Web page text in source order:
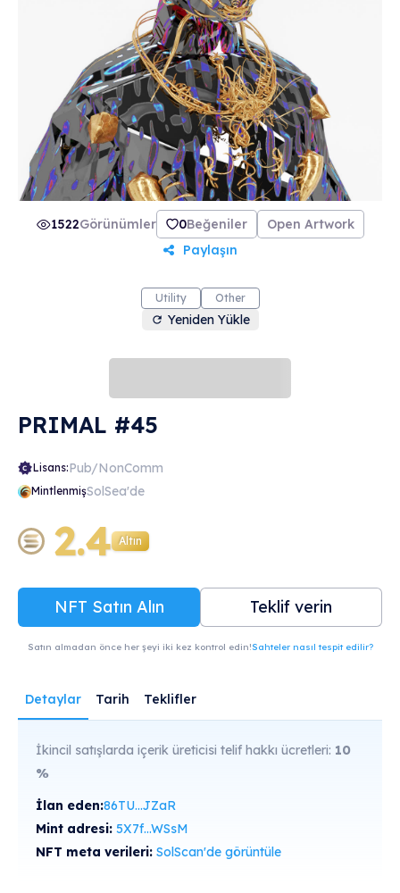
1522Görünümler 0Beğeniler
Open Artwork
Paylaşın
Utility Other
Yeniden Yükle
PRIMAL #45
Lisans:Pub/NonComm
MintlenmişSolSea'de
2.4 Altın
NFT Satın Alın Teklif verin
Satın almadan önce her şeyi iki kez kontrol edin!Sahteler nasıl tespit edilir?
Detaylar Tarih Teklifler
İkincil satışlarda içerik üreticisi telif hakkı ücretleri: 10
%
İlan eden:86TU...JZaR
Mint adresi: 5X7f...WSsM
NFT meta verileri: SolScan'de görüntüle